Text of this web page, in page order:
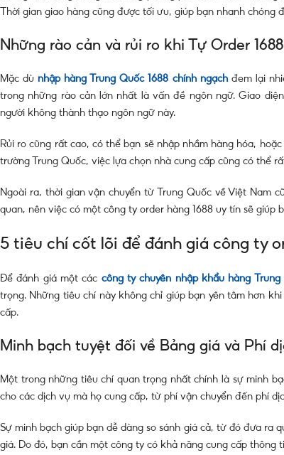
Thời gian giao hàng cũng được tối ưu, giúp bạn nhanh chóng
Những rào cản và rủi ro khi Tự Order 1688
Mặc dù nhập hàng Trung Quốc 1688 chính ngạchđem lại
trong những rào cản lớn nhất là vấn đề ngôn ngữ. Giao
người không thành thạo ngôn ngữ này.
Rủi ro cũng rất cao, có thể bạn sẽ nhập nhầm hàng hóa,
trường Trung Quốc, việc lựa chọn nhà cung cấp cũng có thể
Ngoài ra, thời gian vận chuyển từ Trung Quốc về Việt Nam
quan, nên việc có một công ty order hàng 1688 uy tín sẽ giúp
5 tiêu chí cốt lõi để đánh giá công ty
Để đánh giá một các công ty chuyên nhập khẩu hàng
trọng. Những tiêu chí này không chỉ giúp bạn yên tâm hơn
cấp.
Minh bạch tuyệt đối về Bảng giá và Phí
Một trong những tiêu chí quan trọng nhất chính là sự minh
cho các dịch vụ mà họ cung cấp, từ phí vận chuyển đến phí
Sự minh bạch giúp bạn dễ dàng so sánh giá cả, từ đó đưa ra
giá. Do đó, bạn cần một công ty có khả năng cung cấp thông